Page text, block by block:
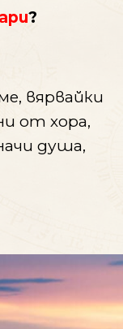
?
вярвайки
от хора,
душа,